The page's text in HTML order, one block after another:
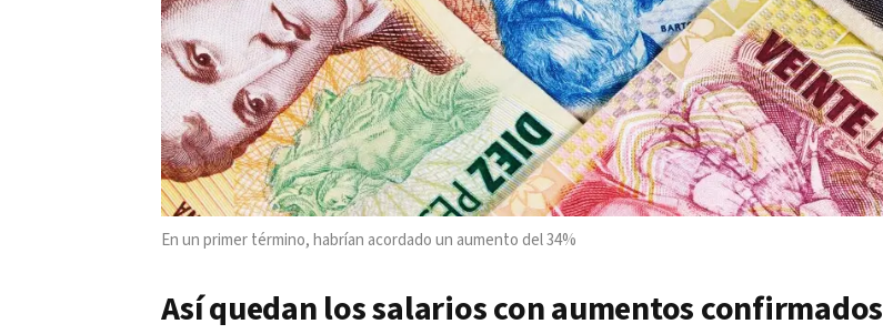
En un primer término, habrían acordado un aumento del 34%
Así quedan los salarios con aumentos confirmados